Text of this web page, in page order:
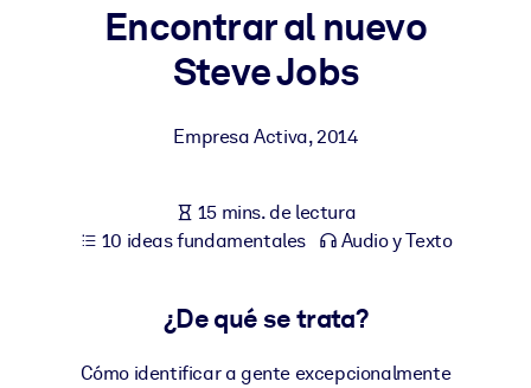
obtener mejores resultados de aprendizaje.
Enriquezca su biblioteca corporativa con conocimientos
Alimente sus sistemas de IA con conocimientos fiables y
estructurados para mejorar los resultados.
Encontrar al nuevo
Steve Jobs
Empresa Activa,2014
15 mins. de lectura
10 ideas fundamentales
Audio y Texto
¿De qué se trata?
Cómo identificar a gente excepcionalmente